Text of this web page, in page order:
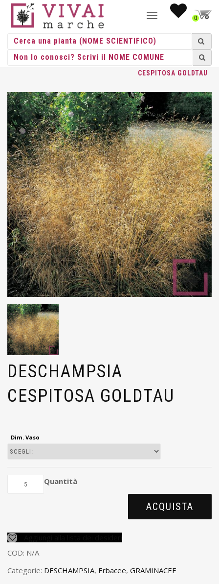
NAVIGAZIONE0
HOME/ ERBACEE/GRAMINACEE /DESCHAMPSIA / DESCHAMPSIA
CESPITOSA GOLDTAU
DESCHAMPSIA
CESPITOSA GOLDTAU
Dim. Vaso
Quantità
ACQUISTA
COD: N/A
Categorie: DESCHAMPSIA, Erbacee, GRAMINACEE